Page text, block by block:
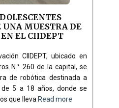
UNA MUESTRA DE
EL CIIDEPT
CIIDEPT, ubicado en
N.° 260 de la capital, se
de robótica destinada a
5 a 18 años, donde se
que lleva Read more